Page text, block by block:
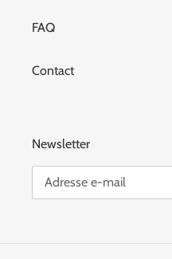
FAQ
Contact
Newsletter